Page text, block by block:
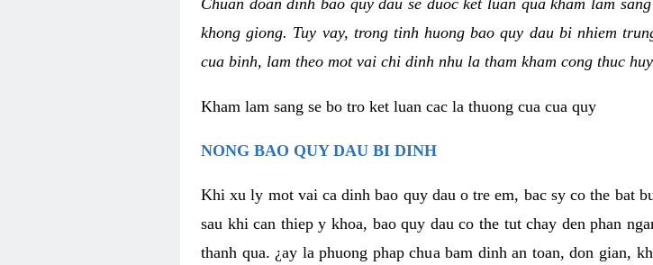
Chuan doan dinh bao quy dau se duoc ket luan qua kham lam
khong giong. Tuy vay, trong tinh huong bao quy dau bi nhiem
cua binh, lam theo mot vai chi dinh nhu la tham kham cong thuc
Kham lam sang se bo tro ket luan cac la thuong cua cua quy
NONG BAO QUY DAU BI DINH
Khi xu ly mot vai ca dinh bao quy dau o tre em, bac sy co the bat
sau khi can thiep y khoa, bao quy dau co the tut chay den phan
thanh qua. ¿ay la phuong phap chua bam dinh an toan, don gian,